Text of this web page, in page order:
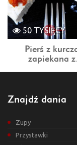
50 TYSIĘCY
Pierś z
zapiekana
Znajdź dania
Zupy
Przystawki